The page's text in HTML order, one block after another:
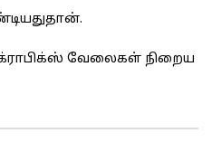
வேலைகள் நிறைய